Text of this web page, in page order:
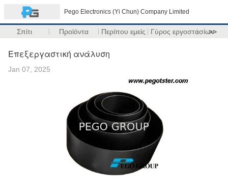
Pego Electronics (Yi Chun) Company Limited
Σπίτι Προϊόντα Περίπου εμείς Γύρος εργοστασίων
>>
Επεξεργαστική ανάλυση
Jan 07, 2025